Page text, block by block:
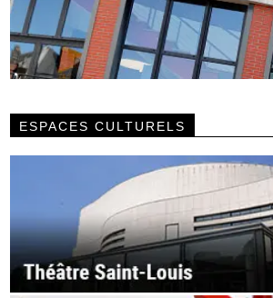
ESPACES CULTURELS